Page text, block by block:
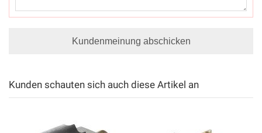
Kundenmeinung abschicken
Kunden schauten sich auch diese Artikel an